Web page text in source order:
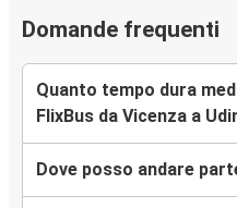
Domande frequenti
Quanto tempo dura
FlixBus da Vicenza a
Dove posso andare